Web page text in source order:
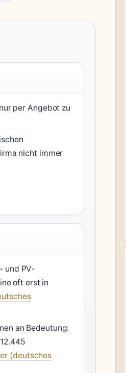
per Angebot zu
nicht immer
und PV-
oft erst in
an Bedeutung:
(deutsches